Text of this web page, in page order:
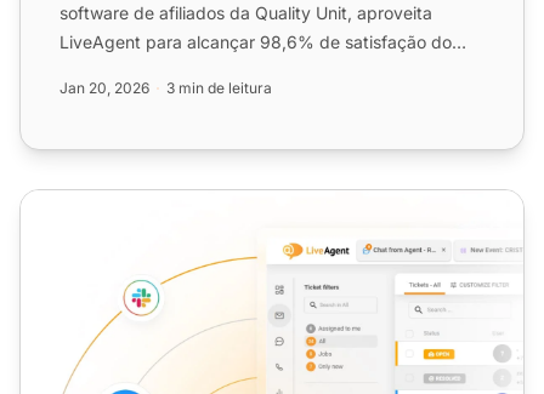
software de afiliados da Quality Unit, aproveita
LiveAgent para alcançar 98,6% de satisfação do
Jan 20, 2026 3 min de leitura
Ferramenta de Chat